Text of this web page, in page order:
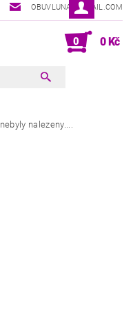
OBUVLUNA@GMAIL.COM
0 0 Kč
nebyly nalezeny....